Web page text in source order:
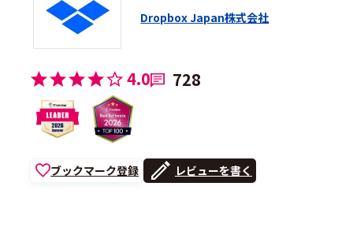
Dropbox Japan株式会社
4.0 728
ブックマーク登録 レビューを書く